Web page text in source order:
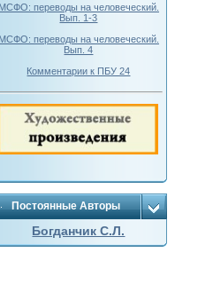
МСФО: переводы на человеческий.
Вып. 1-3
МСФО: переводы на человеческий.
Вып. 4
Комментарии к ПБУ 24
Постоянные Авторы
Богданчик С.Л.